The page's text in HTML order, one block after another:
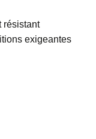
résistant
exigeantes